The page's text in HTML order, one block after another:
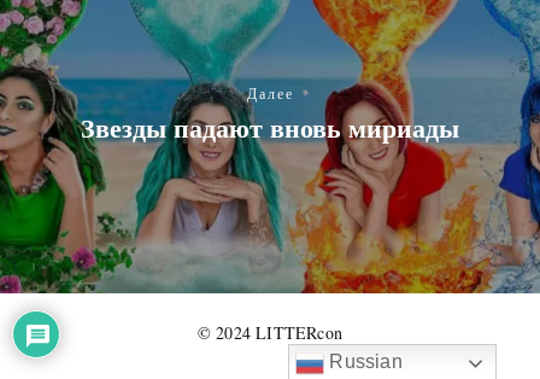
Далее
Звезды падают вновь мириады
© 2024 LITTERcon
Russian